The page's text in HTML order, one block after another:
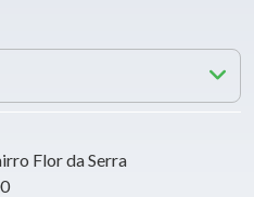
Flor da Serra